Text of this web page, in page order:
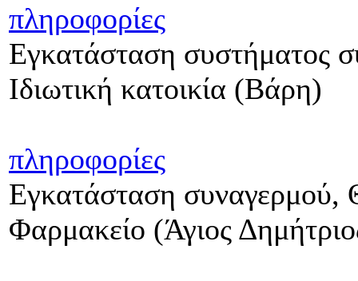
πληροφορίες
Εγκατάσταση συστήματος
Ιδιωτική κατοικία (Βάρη)
πληροφορίες
Εγκατάσταση συναγερμού,
Φαρμακείο (Άγιος